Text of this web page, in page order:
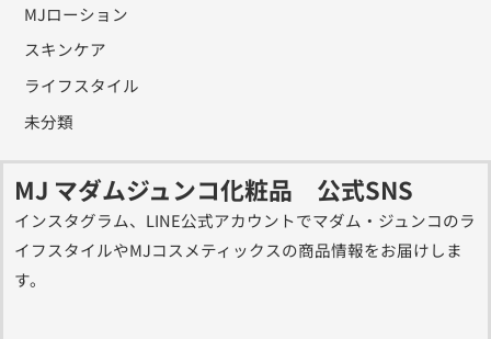
MJローション
スキンケア
ライフスタイル
未分類
MJ マダムジュンコ化粧品 公式SNS
インスタグラム、LINE公式アカウントでマダム・ジュンコのラ
イフスタイルやMJコスメティックスの商品情報をお届けしま
す。